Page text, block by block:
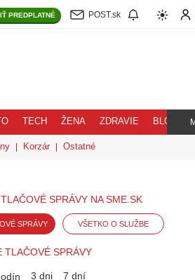
PREDPLATNÉ POST.sk
TECH ŽENA ZDRAVIE BLOG
Korzár Ostatné
SPRÁVY NA SME.SK
SPRÁVY VŠETKO O SLUŽBE
TLAČOVÉ SPRÁVY
3 dni 7 dní